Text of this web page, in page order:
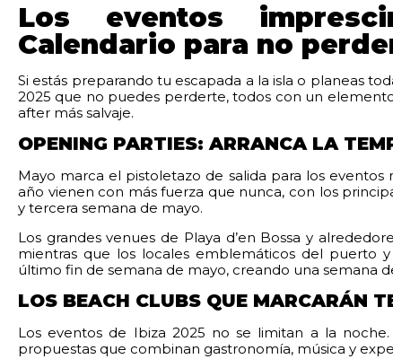
Los eventos
Calendario para no
Si estás preparando tu escapada a la isla o planeas
2025 que no puedes perderte, todos con un
after más salvaje.
OPENING PARTIES: ARRANCA LA
Mayo marca el pistoletazo de salida para los
año vienen con más fuerza que nunca, con los
y tercera semana de mayo.
Los grandes venues de Playa d’en Bossa y
mientras que los locales emblemáticos del puerto
último fin de semana de mayo, creando una semana
LOS BEACH CLUBS QUE MARCARÁN
Los eventos de Ibiza 2025 no se limitan a la
propuestas que combinan gastronomía, música y